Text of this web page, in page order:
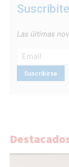
Las últimas